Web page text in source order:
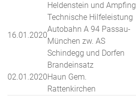
Heldenstein und Ampfing
16.01.2020
Technische Hilfeleistung
Autobahn A 94 Passau-
München zw. AS
Schindegg und Dorfen
02.01.2020
Brandeinsatz
Haun Gem.
Rattenkirchen